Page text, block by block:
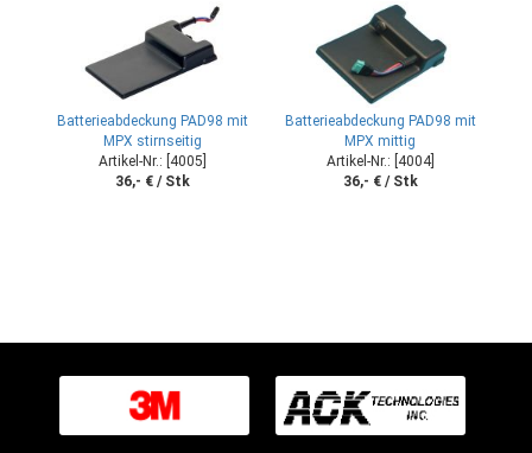
Batterieabdeckung PAD98 mit
MPX stirnseitig
Artikel-Nr.: [4005]
36,- € / Stk
Batterieabdeckung PAD98 mit
MPX mittig
Artikel-Nr.: [4004]
36,- € / Stk